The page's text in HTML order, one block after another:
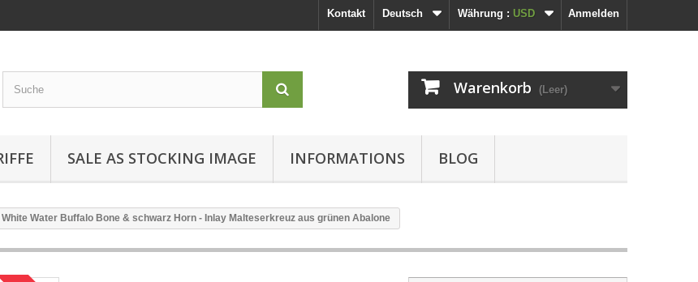
Anmelden
Währung : USD
Deutsch
Kontakt
Warenkorb (Leer)
SALE AS STOCKING IMAGE INFORMATIONS BLOG
Water Buffalo Bone & schwarz Horn - Inlay Malteserkreuz aus grünen Abalone